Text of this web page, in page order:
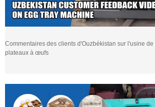
Commentaires des clients d'Ouzbékistan sur l'usine
plateaux à œufs